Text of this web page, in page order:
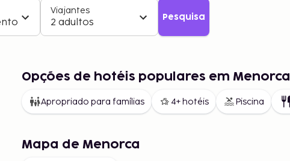
Viajantes
2 adultos Pesquisa
Opções de hotéis populares em Menorca
Apropriado para famílias 4+ hotéis Piscina
Mapa de Menorca